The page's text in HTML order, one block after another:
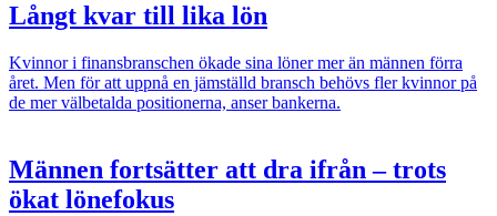
Långt kvar till lika lön
Kvinnor i finansbranschen ökade sina löner mer än männen förra
året. Men för att uppnå en jämställd bransch behövs fler kvinnor på
de mer välbetalda positionerna, anser bankerna.
Männen fortsätter att dra ifrån – trots
ökat lönefokus